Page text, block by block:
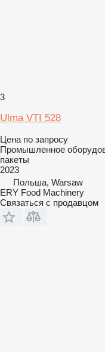
3
Ulma VTI 528
Цена по запросу
Промышленное
пакеты
2023
Польша, Warsaw
ERY Food Machinery
Связаться с продавцом